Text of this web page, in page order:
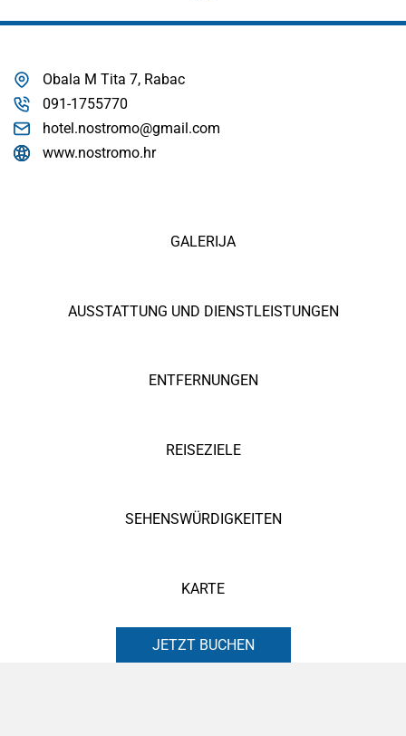
GALERIJA
AUSSTATTUNG UND DIENSTLEISTUNGEN
ENTFERNUNGEN
REISEZIELE
SEHENSWÜRDIGKEITEN
KARTE
JETZT BUCHEN
Obala M Tita 7, Rabac
091-1755770
hotel.nostromo@gmail.com
www.nostromo.hr